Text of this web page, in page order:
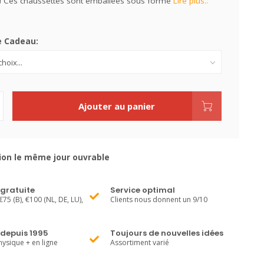
Cadeau:
Ajouter au panier
le même jour ouvrable
gratuite
(B), €100 (NL, DE, LU),
Service optimal
Clients nous donnent un 9/10
1995
+ en ligne
Toujours de nouvelles idées
Assortiment varié